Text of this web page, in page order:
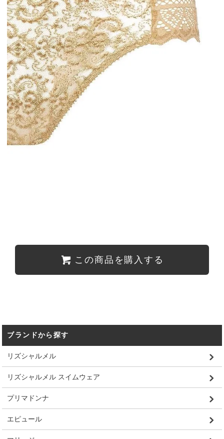
この商品を購入する
ブランドから探す
リズシャルメル
リズシャルメル スイムウェア
プリマドンナ
エピュール